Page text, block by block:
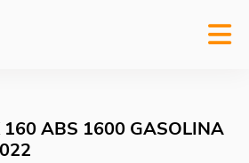
ABS 1600 GASOLINA